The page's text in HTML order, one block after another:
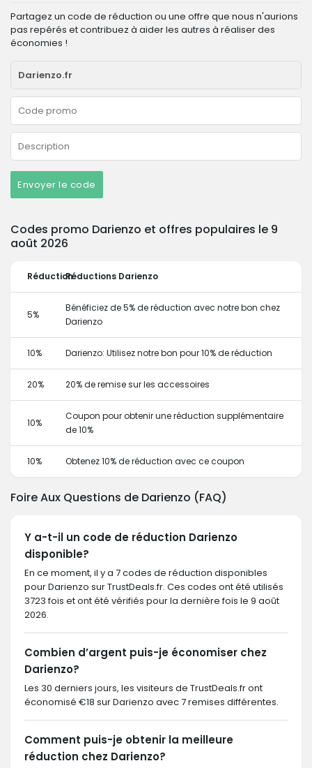
Partagez un code de réduction ou une offre que nous n'aurions
pas repérés et contribuez à aider les autres à réaliser des
économies !
Envoyer le code
Codes promo Darienzo et offres populaires le 9
août 2026
RéductionRéductions Darienzo
5%
Bénéficiez de 5% de réduction avec notre bon chez
Darienzo
10% Darienzo: Utilisez notre bon pour 10% de réduction
20% 20% de remise sur les accessoires
10%
Coupon pour obtenir une réduction supplémentaire
de 10%
10% Obtenez 10% de réduction avec ce coupon
Foire Aux Questions de Darienzo (FAQ)
Y a-t-il un code de réduction Darienzo
disponible?
En ce moment, il y a 7 codes de réduction disponibles
pour Darienzo sur TrustDeals.fr. Ces codes ont été utilisés
3723 fois et ont été vérifiés pour la dernière fois le 9 août
2026.
Combien d’argent puis-je économiser chez
Darienzo?
Les 30 derniers jours, les visiteurs de TrustDeals.fr ont
économisé €18 sur Darienzo avec 7 remises différentes.
Comment puis-je obtenir la meilleure
réduction chez Darienzo?